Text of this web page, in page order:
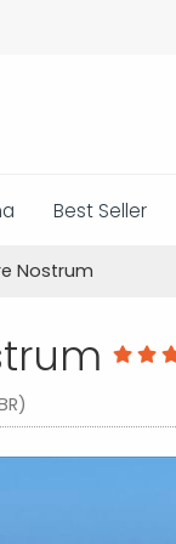
Best Seller
Nostrum